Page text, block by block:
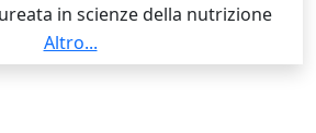
in scienze della nutrizione
online per le seguenti
biologia, microbiologia, igiene e
Altro...